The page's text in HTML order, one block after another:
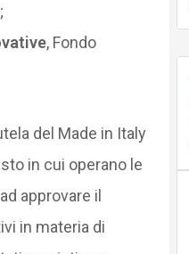
, Fondo
del Made in Italy
in cui operano le
approvare il
in materia di